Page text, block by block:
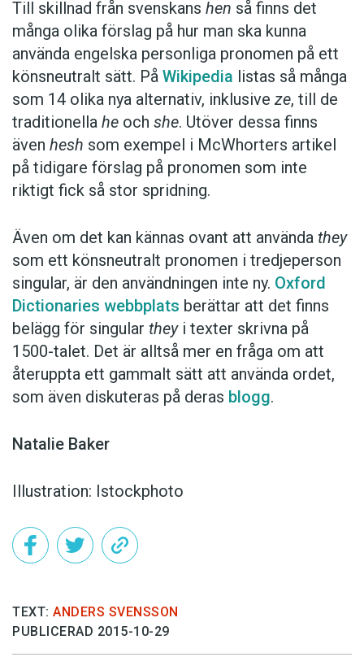
Till skillnad från svenskans hen så finns det
många olika förslag på hur man ska kunna
använda engelska personliga pronomen på ett
könsneutralt sätt. På Wikipedia listas så många
som 14 olika nya alternativ, inklusive ze, till de
traditionella he och she. Utöver dessa finns
även hesh som exempel i McWhorters artikel
på tidigare förslag på pronomen som inte
riktigt fick så stor spridning.
Även om det kan kännas ovant att använda they
som ett könsneutralt pronomen i tredjeperson
singular, är den användningen inte ny. Oxford
Dictionaries webbplats berättar att det finns
belägg för singular theyi texter skrivna på
1500-talet. Det är alltså mer en fråga om att
återuppta ett gammalt sätt att använda ordet,
som även diskuteras på deras blogg.
Natalie Baker
Illustration: Istockphoto
TEXT: ANDERS SVENSSON
PUBLICERAD 2015-10-29